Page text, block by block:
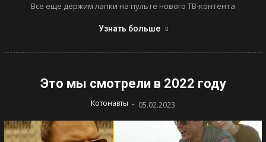
Все еще держим лапки на пульте нового ТВ-контента
Узнать больше
Это мы смотрели в 2022 году
Котонавты - 05.02.2023